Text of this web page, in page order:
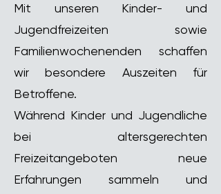
Mit unseren Kinder- und
Jugendfreizeiten sowie
Familienwochenenden schaffen
wir besondere Auszeiten für
Betroffene.
Während Kinder und Jugendliche
bei altersgerechten
Freizeitangeboten neue
Erfahrungen sammeln und